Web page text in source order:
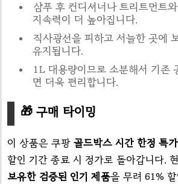
샴푸 후 컨디셔너나 트리트먼트
지속력이 더 높아집니다.
직사광선을 피하고 서늘한 곳에
유지됩니다.
1L 대용량이므로 소분해서 기존
면 더욱 편리합니다.
🎁 구매 타이밍
이 상품은 쿠팡 골드박스 시간 한정 특가
할인 기간 종료 시 정가로 돌아갑니다.
보유한 검증된 인기 제품을 무려 61%